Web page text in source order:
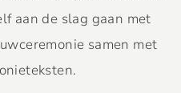
aan de slag gaan met
samen met